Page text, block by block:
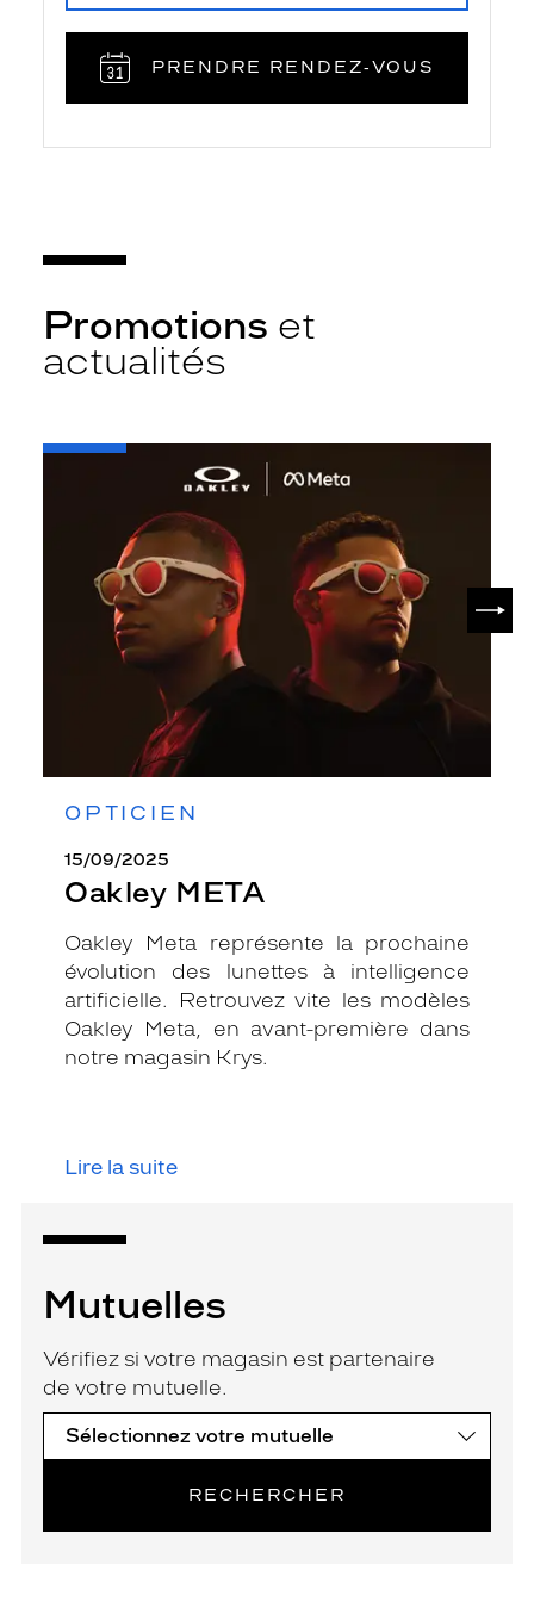
PRENDRE RENDEZ‑VOUS
Promotions et
actualités
OPTICIEN
15/09/2025
Oakley META
Oakley Meta représente la prochaine
évolution des lunettes à intelligence
artificielle. Retrouvez vite les modèles
Oakley Meta, en avant-première dans
notre magasin Krys.
Lire la suite
-
Mutuelles
Vérifiez si votre magasin est partenaire
de votre mutuelle.
RECHERCHER